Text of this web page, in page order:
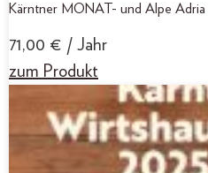
Kärntner MONAT- und Alpe
71,00 € / Jahr
zum Produkt